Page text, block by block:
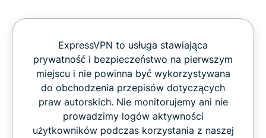
ExpressVPN to usługa stawiająca
prywatność i bezpieczeństwo na pierwszym
miejscu i nie powinna być wykorzystywana
do obchodzenia przepisów dotyczących
praw autorskich. Nie monitorujemy ani nie
prowadzimy logów aktywności
użytkowników podczas korzystania z naszej